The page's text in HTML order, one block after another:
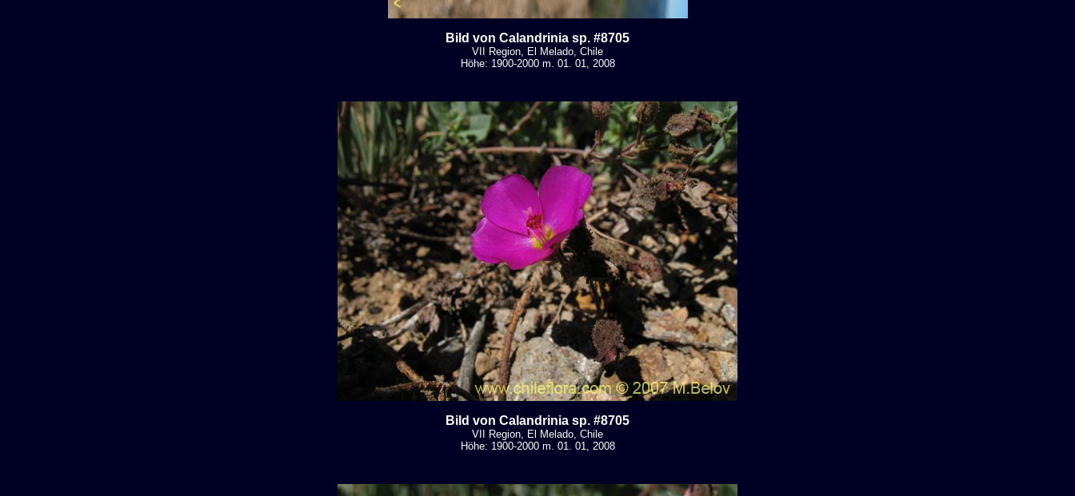
Bild von Calandrinia sp. #8705
VII Region, El Melado, Chile
Höhe: 1900-2000 m. 01. 01, 2008
Bild von Calandrinia sp. #8705
VII Region, El Melado, Chile
Höhe: 1900-2000 m. 01. 01, 2008